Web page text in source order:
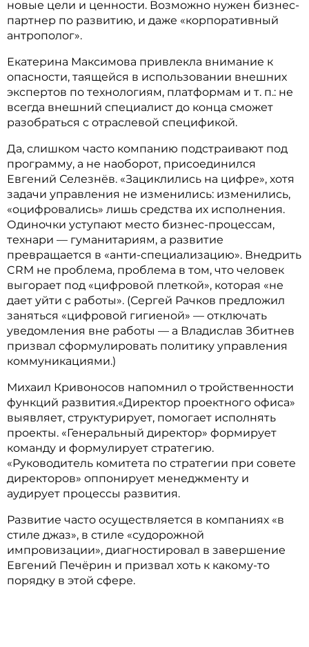
новые цели и ценности. Возможно нужен бизнес-
партнер по развитию, и даже «корпоративный
антрополог».
Екатерина Максимова привлекла внимание к
опасности, таящейся в использовании внешних
экспертов по технологиям, платформам и т. п.: не
всегда внешний специалист до конца сможет
разобраться с отраслевой спецификой.
Да, слишком часто компанию подстраивают под
программу, а не наоборот, присоединился
Евгений Селезнёв. «Зациклились на цифре», хотя
задачи управления не изменились: изменились,
«оцифровались» лишь средства их исполнения.
Одиночки уступают место бизнес-процессам,
технари — гуманитариям, а развитие
превращается в «анти-специализацию». Внедрить
CRM не проблема, проблема в том, что человек
выгорает под «цифровой плеткой», которая «не
дает уйти с работы». (Сергей Рачков предложил
заняться «цифровой гигиеной» — отключать
уведомления вне работы — а Владислав Збитнев
призвал сформулировать политику управления
коммуникациями.)
Михаил Кривоносов напомнил о тройственности
функций развития.«Директор проектного офиса»
выявляет, структурирует, помогает исполнять
проекты. «Генеральный директор» формирует
команду и формулирует стратегию.
«Руководитель комитета по стратегии при совете
директоров» оппонирует менеджменту и
аудирует процессы развития.
Развитие часто осуществляется в компаниях «в
стиле джаз», в стиле «судорожной
импровизации», диагностировал в завершение
Евгений Печёрин и призвал хоть к какому-то
порядку в этой сфере.